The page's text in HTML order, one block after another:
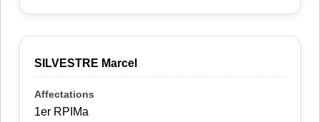
SILVESTRE Marcel
1er RPIMa